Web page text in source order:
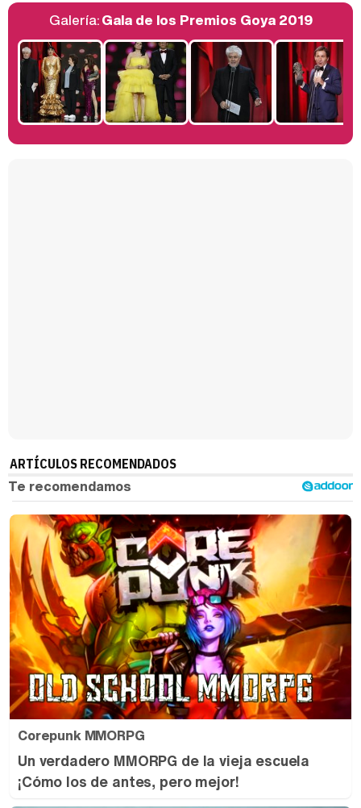
Manu Baqueiro: "Tuve como referente a Bruce Willis en 'Luz de Luna' para mi trabajo en la serie 'Perdiendo el juicio'"
Galería:Gala de los Premios Goya 2019
ARTÍCULOS RECOMENDADOS
Corepunk MMORPG
Un verdadero MMORPG de la vieja escuela
¡Cómo los de antes, pero mejor!